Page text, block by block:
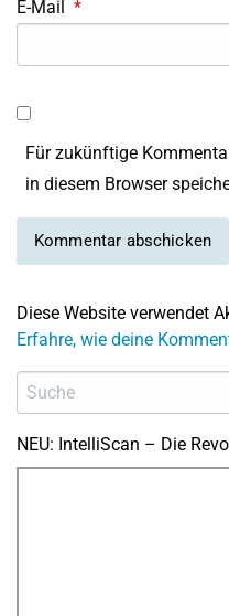
E-Mail *
Für zukünftige
in diesem Browser
Diese Website verwendet
Erfahre, wie deine
NEU: IntelliScan – Die